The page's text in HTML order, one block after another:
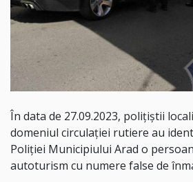
În data de 27.09.2023, polițiștii
domeniul circulației rutiere au
Poliției Municipiului Arad o
autoturism cu numere false de